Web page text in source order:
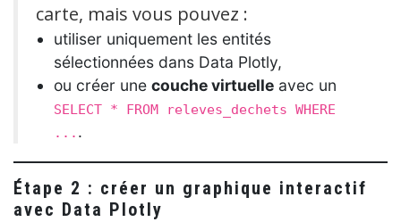
carte, mais vous pouvez :
utiliser uniquement les entités
sélectionnées dans Data Plotly,
ou créer une couche virtuelle avec un
SELECT * FROM releves_dechets WHERE
... .
Étape 2 : créer un graphique interactif
avec Data Plotly